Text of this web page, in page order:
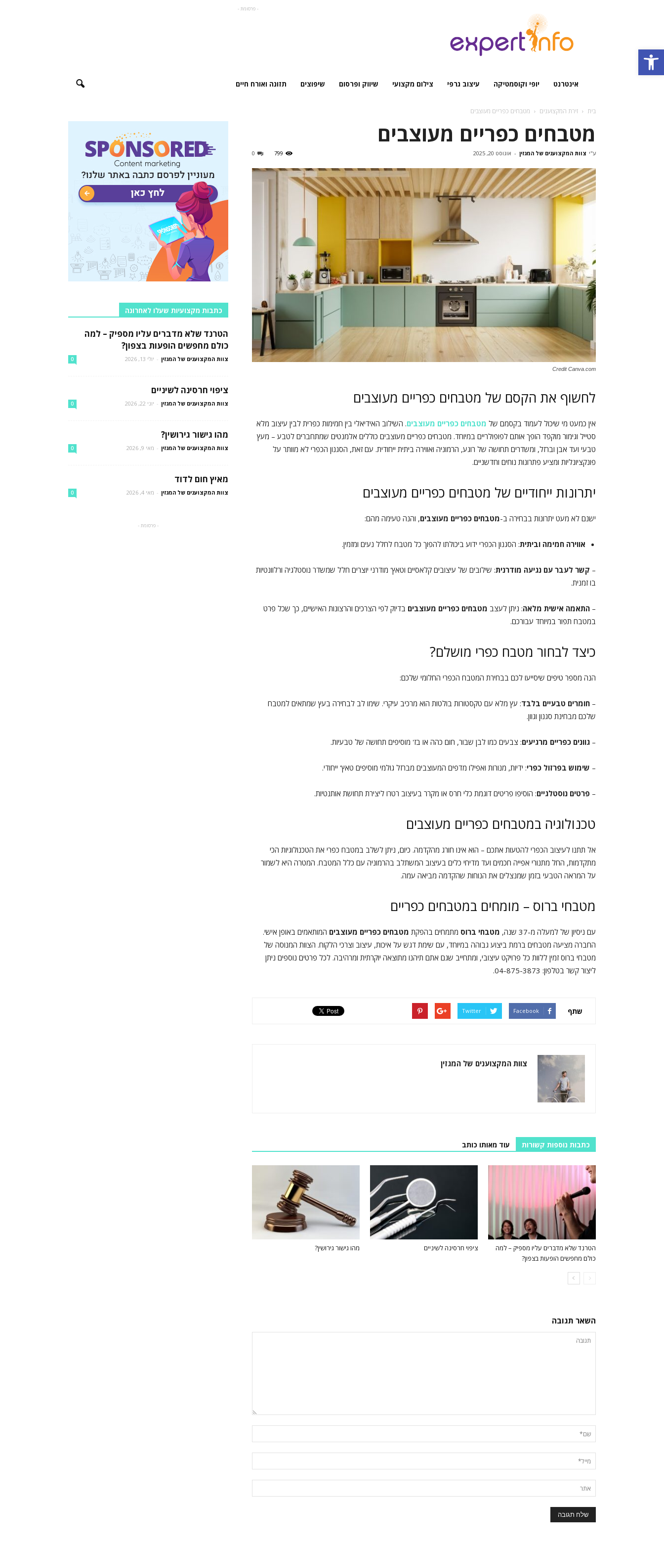
Open toolbar
- פרסומת -
אינטרנט יופי וקוסמטיקה עיצוב גרפי צילום מקצועי שיווק ופרסום שיפוצים תזונה ואורח חיים
בית זירת המקצוענים מטבחים כפריים מעוצבים
מטבחים כפריים מעוצבים
ע"י צוות המקצוענים של המגזין - אוגוסט 20, 2025 0 799
Credit Canva.com
לחשוף את הקסם של מטבחים כפריים מעוצבים
אין כמעט מי שיכול לעמוד בקסמם של מטבחים כפריים מעוצבים. השילוב האידיאלי בין חמימות כפרית לבין עיצוב מלא
סטייל וגימור מוקפד הופך אותם לפופולריים במיוחד. מטבחים כפריים מעוצבים כוללים אלמנטים שמתחברים לטבע – מעץ
טבעי ועד אבן וברזל, ומשדרים תחושה של רוגע, הרמוניה ואווירה ביתית ייחודית. עם זאת, הסגנון הכפרי לא מוותר על
פונקציונליות ומציע פתרונות נוחים וחדשניים.
יתרונות ייחודיים של מטבחים כפריים מעוצבים
ישנם לא מעט יתרונות בבחירה ב-מטבחים כפריים מעוצבים, והנה טעימה מהם:
אווירה חמימה וביתית: הסגנון הכפרי ידוע ביכולתו להפוך כל מטבח לחלל נעים ומזמין.
– קשר לעבר עם נגיעה מודרנית: שילובים של עיצובים קלאסיים וטאץ' מודרני יוצרים חלל שמשדר נוסטלגיה ורלוונטיות
בו זמנית.
– התאמה אישית מלאה: ניתן לעצב מטבחים כפריים מעוצבים בדיוק לפי הצרכים והרצונות האישיים, כך שכל פרט
במטבח תפור במיוחד עבורכם.
כיצד לבחור מטבח כפרי מושלם?
הנה מספר טיפים שיסייעו לכם בבחירת המטבח הכפרי החלומי שלכם:
– חומרים טבעיים בלבד: עץ מלא עם טקסטורות בולטות הוא מרכיב עיקרי. שימו לב לבחירה בעץ שמתאים למטבח
שלכם מבחינת סגנון וגוון.
– גוונים כפריים מרגיעים: צבעים כמו לבן שבור, חום כהה או בז' מוסיפים תחושה של טבעיות.
– שימוש בפרזול כפרי: ידיות, מנורות ואפילו מדפים המעוצבים מברזל גולמי מוסיפים טאץ' ייחודי.
– פרטים נוסטלגיים: הוסיפו פריטים דוגמת כלי חרס או מקרר בעיצוב רטרו ליצירת תחושת אותנטיות.
טכנולוגיה במטבחים כפריים מעוצבים
אל תתנו לעיצוב הכפרי להטעות אתכם – הוא אינו חורג מהקדמה. כיום, ניתן לשלב במטבח כפרי את הטכנולוגיות הכי
מתקדמות, החל מתנורי אפייה חכמים ועד מדיחי כלים בעיצוב המשתלב בהרמוניה עם כלל המטבח. המטרה היא לשמור
על המראה הטבעי בזמן שמנצלים את הנוחות שהקדמה מביאה עמה.
מטבחי ברוס – מומחים במטבחים כפריים
עם ניסיון של למעלה מ-37 שנה, מטבחי ברוס מתמחים בהפקת מטבחים כפריים מעוצבים המותאמים באופן אישי.
החברה מציעה מטבחים ברמת ביצוע גבוהה במיוחד, עם שימת דגש על איכות, עיצוב וצרכי הלקוח. הצוות המנוסה של
מטבחי ברוס זמין ללוות כל פרויקט עיצובי, ומתחייב שגם אתם תיהנו מתוצאה יוקרתית ומרהיבה. לכל פרטים נוספים ניתן
ליצור קשר בטלפון: 04-875-3873.
שתף Facebook
Twitter
צוות המקצוענים של המגזין
כתבות נוספות קשורות עוד מאותו כותב
הטרנד שלא מדברים עליו מספיק – למה
כולם מחפשים הופעות בצפון?
ציפוי חרסינה לשיניים מהו גישור גירושין?
השאר תגובה
כתבות מקצועיות שעלו לאחרונה
הטרנד שלא מדברים עליו מספיק – למה
כולם מחפשים הופעות בצפון?
צוות המקצוענים של המגזין - יולי 13, 2026 0
ציפוי חרסינה לשיניים
צוות המקצוענים של המגזין - יוני 22, 2026 0
מהו גישור גירושין?
צוות המקצוענים של המגזין - מאי 9, 2026 0
מאיץ חום לדוד
צוות המקצוענים של המגזין - מאי 4, 2026 0
- פרסומת -